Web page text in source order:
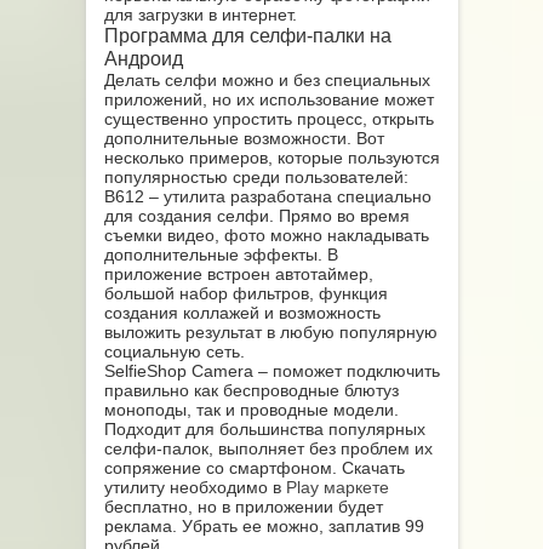
для загрузки в интернет.
Программа для селфи-палки на
Андроид
Делать селфи можно и без специальных
приложений, но их использование может
существенно упростить процесс, открыть
дополнительные возможности. Вот
несколько примеров, которые пользуются
популярностью среди пользователей:
В612 – утилита разработана специально
для создания селфи. Прямо во время
съемки видео, фото можно накладывать
дополнительные эффекты. В
приложение встроен автотаймер,
большой набор фильтров, функция
создания коллажей и возможность
выложить результат в любую популярную
социальную сеть.
SelfieShop Camera – поможет подключить
правильно как беспроводные блютуз
моноподы, так и проводные модели.
Подходит для большинства популярных
селфи-палок, выполняет без проблем их
сопряжение со смартфоном. Скачать
утилиту необходимо в Play маркете
бесплатно, но в приложении будет
реклама. Убрать ее можно, заплатив 99